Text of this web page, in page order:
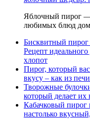
Яблочный пирог —
любимых блюд
Бисквитный
Рецепт
хлопот
Пирог, который
вкусу – как из
Творожные
который делает
Кабачковый
настолько